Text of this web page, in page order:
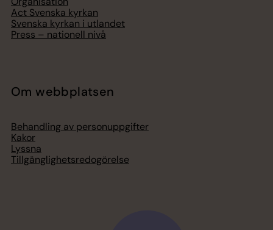
Act Svenska kyrkan
Svenska kyrkan i utlandet
Press – nationell nivå
Om webbplatsen
Behandling av personuppgifter
Kakor
Lyssna
Tillgänglighetsredogörelse